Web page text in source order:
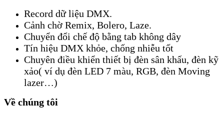
Record dữ liệu DMX.
Cảnh chờ Remix, Bolero, Laze.
Chuyển đổi chế độ bằng tab không dây
Tín hiệu DMX khỏe, chống nhiễu tốt
Chuyên điều khiển thiết bị đèn sân khấu, đèn kỹ
xảo( ví dụ đèn LED 7 màu, RGB, đèn Moving
lazer…)​
Về chúng tôi